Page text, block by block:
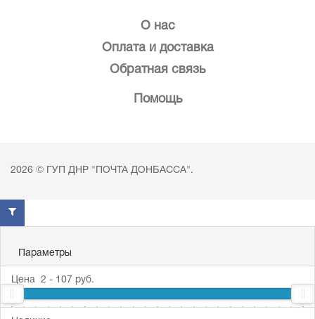
О нас
Оплата и доставка
Обратная связь
Помощь
2026 © ГУП ДНР "ПОЧТА ДОНБАССА".
Параметры
Цена 2 - 107 руб.